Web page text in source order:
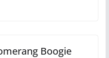
Boogie